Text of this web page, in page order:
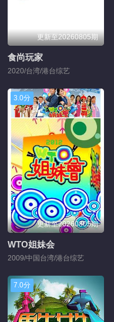
更新至20260805期
食尚玩家
2020/台湾/港台综艺
3.0分
更新至20260805期
WTO姐妹会
2009/中国台湾/港台综艺
7.0分